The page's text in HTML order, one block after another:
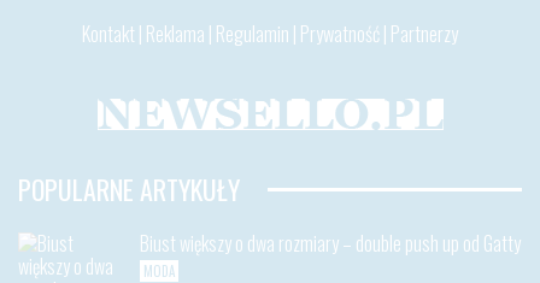
Kontakt | Reklama | Regulamin | Prywatność| Partnerzy
POPULARNE ARTYKUŁY
Biust większy o dwa rozmiary – double push up od Gatty
MODA